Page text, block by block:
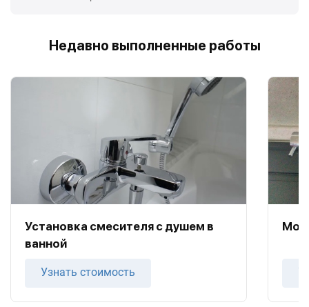
Недавно выполненные работы
Установка смесителя с душем в
ванной
Узнать стоимость